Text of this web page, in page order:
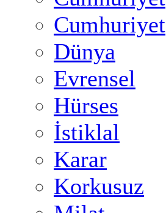
Cumhuriyet
Dünya
Evrensel
Hürses
İstiklal
Karar
Korkusuz